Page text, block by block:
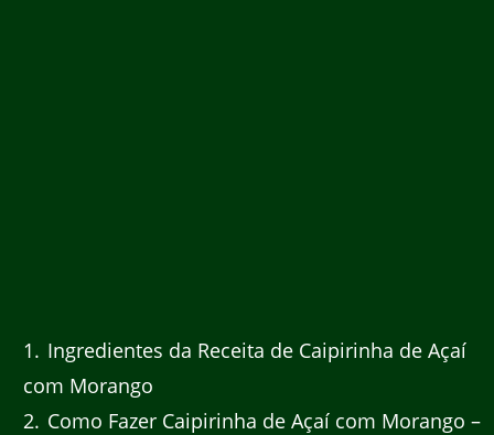
1
Ingredientes da Receita de Caipirinha de Açaí
com Morango
2 Como Fazer Caipirinha de Açaí com Morango –